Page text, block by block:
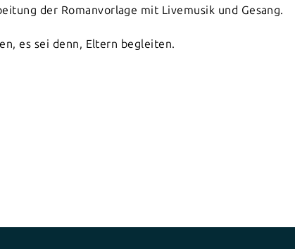
der Romanvorlage mit Livemusik und Gesang.
es sei denn, Eltern begleiten.